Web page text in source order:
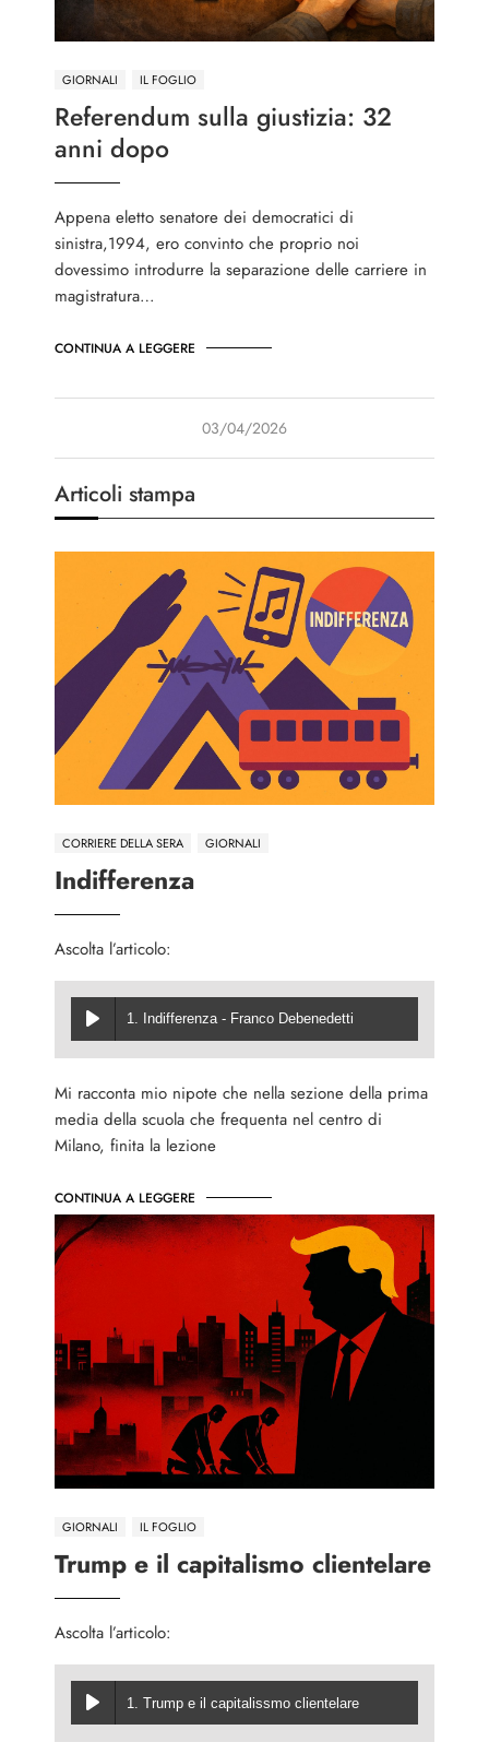
GIORNALI IL FOGLIO
Referendum sulla giustizia: 32
anni dopo
Appena eletto senatore dei democratici di
sinistra,1994, ero convinto che proprio noi
dovessimo introdurre la separazione delle carriere in
magistratura…
CONTINUA A LEGGERE
03/04/2026
Articoli stampa
CORRIERE DELLA SERA GIORNALI
Indifferenza
Ascolta l’articolo:
1. Indifferenza - Franco Debenedetti
Mi racconta mio nipote che nella sezione della prima
media della scuola che frequenta nel centro di
Milano, finita la lezione
CONTINUA A LEGGERE
GIORNALI IL FOGLIO
Trump e il capitalismo clientelare
Ascolta l’articolo:
1. Trump e il capitalissmo clientelare